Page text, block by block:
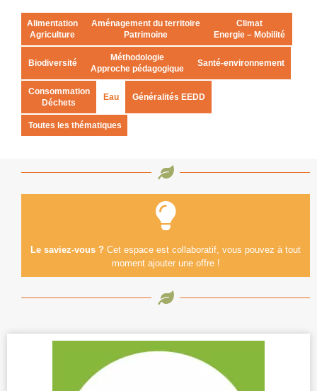
Alimentation
Agriculture
Aménagement du territoire
Patrimoine
Climat
Energie – Mobilité
Biodiversité
Méthodologie
Approche pédagogique
Santé-environnement
Consommation
Déchets
Eau Généralités EEDD
Toutes les thématiques
Le saviez-vous ? Cet espace est collaboratif, vous pouvez à tout
moment ajouter une offre !